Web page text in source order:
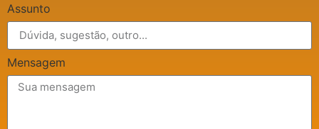
Assunto
Mensagem